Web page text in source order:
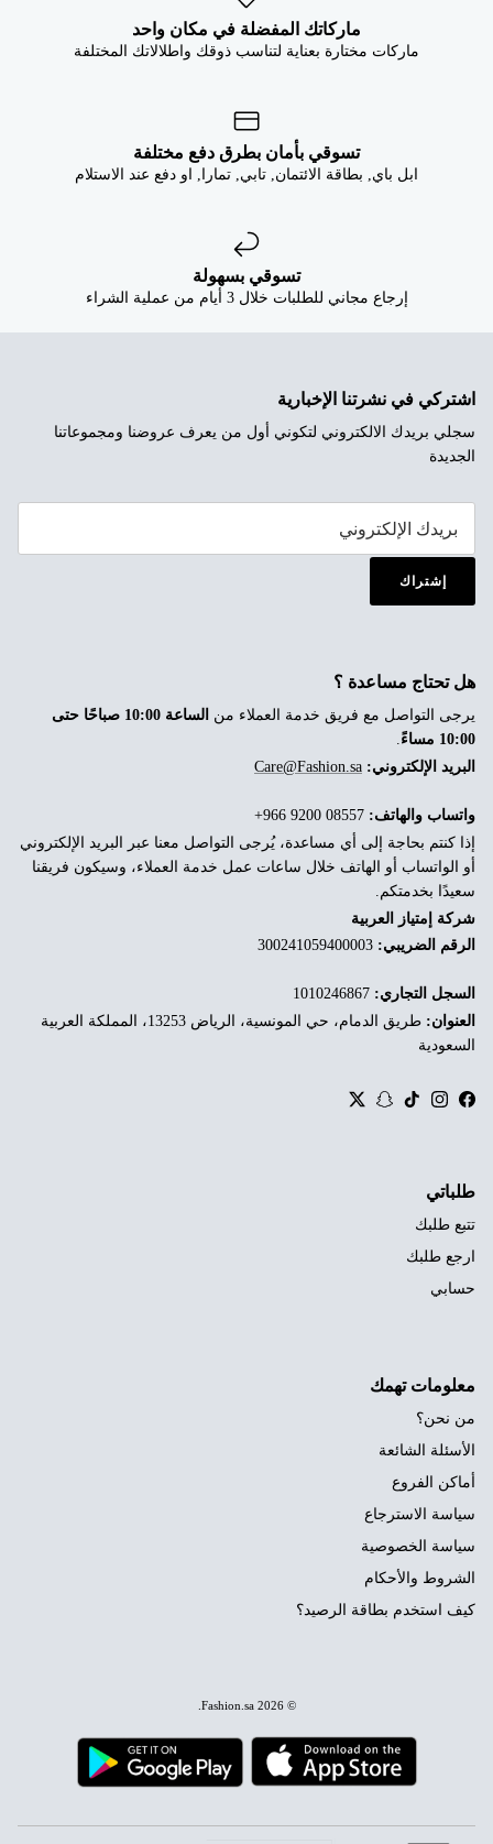
ماركاتك المفضلة في مكان واحد
ماركات مختارة بعناية لتناسب ذوقك واطلالاتك المختلفة
تسوقي بأمان بطرق دفع مختلفة
ابل باي, بطاقة الائتمان, تابي, تمارا, او دفع عند الاستلام
تسوقي بسهولة
إرجاع مجاني للطلبات خلال 3 أيام من عملية الشراء
اشتركي في نشرتنا الإخبارية
سجلي بريدك الالكتروني لتكوني أول من يعرف عروضنا ومجموعاتنا
الجديدة
إشتراك
هل تحتاج مساعدة ؟
يرجى التواصل مع فريق خدمة العملاء من
الساعة 10:00 صباحًا حتى
10:00 مساءً
.
البريد الإلكتروني: Care@Fashion.sa
واتساب والهاتف:
إذا كنتم بحاجة إلى أي مساعدة، يُرجى التواصل معنا عبر البريد الإلكتروني
أو الواتساب أو الهاتف خلال ساعات عمل خدمة العملاء، وسيكون فريقنا
سعيدًا بخدمتكم.
شركة إمتياز العربية
الرقم الضريبي:
السجل التجاري:
العنوان:
طريق الدمام، حي المونسية، الرياض 13253، المملكة العربية
السعودية
Facebook
Instagram
TikTok
Snapchat
Twitter
طلباتي
تتبع طلبك
ارجع طلبك
حسابي
معلومات تهمك
من نحن؟
الأسئلة الشائعة
أماكن الفروع
سياسة الاسترجاع
سياسة الخصوصية
الشروط والأحكام
كيف استخدم بطاقة الرصيد؟
© 2026
Fashion.sa